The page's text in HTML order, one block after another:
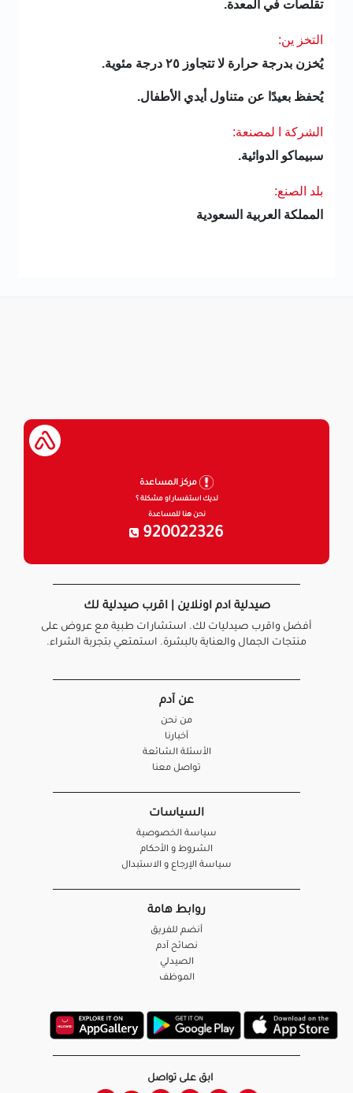
تقلصات في المعدة.
التخز ين:
يُخزن بدرجة حرارة لا تتجاوز ٢٥ درجة مئوية.
يُحفظ بعيدًا عن متناول أيدي الأطفال.
الشركة ا لمصنعة:
سبيماكو الدوائية.
بلد الصنع:
المملكة العربية السعودية
مركز المساعدة
لديك استفسار او مشكلة ؟
نحن هنا للمساعدة
920022326
صيدلية ادم اونلاين | اقرب صيدلية لك
أفضل واقرب صيدليات لك. استشارات طبية مع عروض على
منتجات الجمال والعناية بالبشرة. استمتعي بتجربة الشراء.
عن آدم
من نحن
أخبارنا
الأسئلة الشائعة
تواصل معنا
السياسات
سياسة الخصوصية
الشروط و الأحكام
سياسة الإرجاع و الاستبدال
روابط هامة
أنضم للفريق
نصائح آدم
الصيدلي
الموظف
ابق على تواصل